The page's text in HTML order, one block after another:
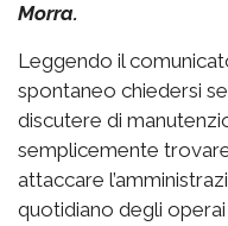
Morra.
Leggendo il
spontaneo chiedersi
discutere di
semplicemente
attaccare
quotidiano degli